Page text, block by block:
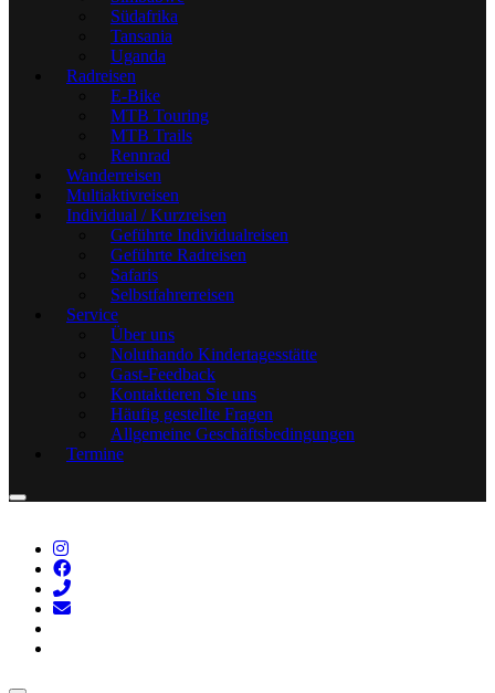
Südafrika
Tansania
Uganda
Radreisen
E-Bike
MTB Touring
MTB Trails
Rennrad
Wanderreisen
Multiaktivreisen
Individual / Kurzreisen
Geführte Individualreisen
Geführte Radreisen
Safaris
Selbstfahrerreisen
Service
Über uns
Noluthando Kindertagesstätte
Gast-Feedback
Kontaktieren Sie uns
Häufig gestellte Fragen
Allgemeine Geschäftsbedingungen
Termine